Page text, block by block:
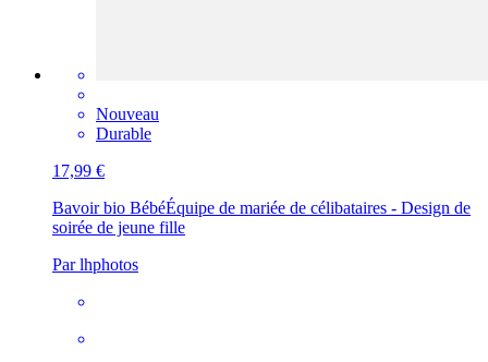
Nouveau
Durable
17,99 €
Bavoir bio BébéÉquipe de mariée de célibataires - Design de
soirée de jeune fille
Par lhphotos